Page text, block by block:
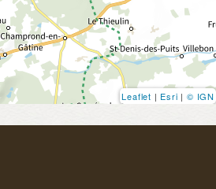
Leaflet | Esri | © IGN